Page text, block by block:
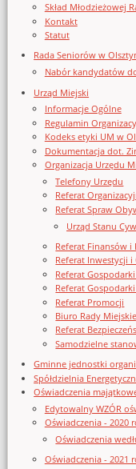
Skład Młodzieżowej
Kontakt
Statut
Rada Seniorów w
Nabór kandydatów
Urząd Miejski
Informacje Ogólne
Regulamin
Kodeks etyki UM w
Dokumentacja dot.
Organizacja Urzędu
Telefony Urzędu
Referat
Referat Spraw
Urząd Stanu
Referat Finansów
Referat Inwestycji
Referat
Referat
Referat Promocji
Biuro Rady
Referat
Samodzielne
Gminne jednostki
Spółdzielnia
Oświadczenia
Edytowalny WZÓR
Oświadczenia - 2020
Oświadczenia
Oświadczenia - 2021